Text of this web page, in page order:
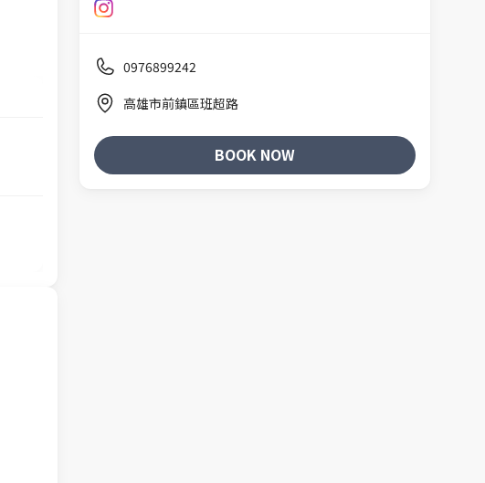
0976899242
高雄市前鎮區班超路
BOOK NOW